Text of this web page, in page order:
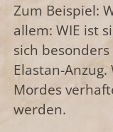
Zum Beispiel:
allem: WIE ist
sich
Elastan-
Mordes
werden.